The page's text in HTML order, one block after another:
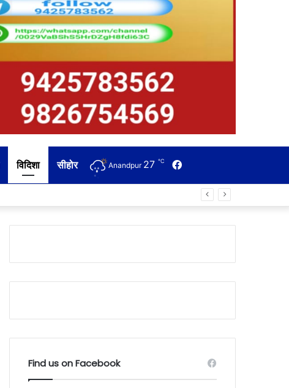
विदिशा सीहोर Facebook
Anandpur 27 ℃
Find us on Facebook